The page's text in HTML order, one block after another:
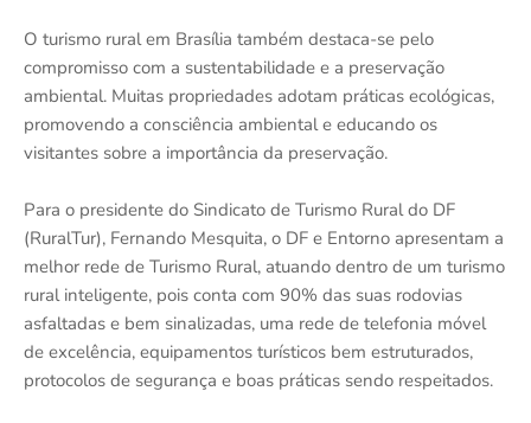
O turismo rural em Brasília também destaca-se pelo
compromisso com a sustentabilidade e a preservação
ambiental. Muitas propriedades adotam práticas ecológicas,
promovendo a consciência ambiental e educando os
visitantes sobre a importância da preservação.
Para o presidente do Sindicato de Turismo Rural do DF
(RuralTur), Fernando Mesquita, o DF e Entorno apresentam a
melhor rede de Turismo Rural, atuando dentro de um turismo
rural inteligente, pois conta com 90% das suas rodovias
asfaltadas e bem sinalizadas, uma rede de telefonia móvel
de excelência, equipamentos turísticos bem estruturados,
protocolos de segurança e boas práticas sendo respeitados.